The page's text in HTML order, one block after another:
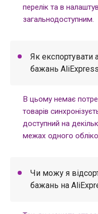
перелік та в
загальнодоступним.
Як експортувати
бажань
В цьому немає
товарів
доступний на
межах одного
Чи можу я
бажань на